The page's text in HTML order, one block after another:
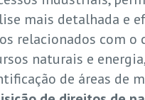
mais detalhada e
relacionados com o
naturais e
de áreas de